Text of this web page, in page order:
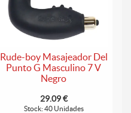
Rude-boy Masajeador Del
Punto G Masculino 7 V
Negro
29.09 €
Stock: 40 Unidades